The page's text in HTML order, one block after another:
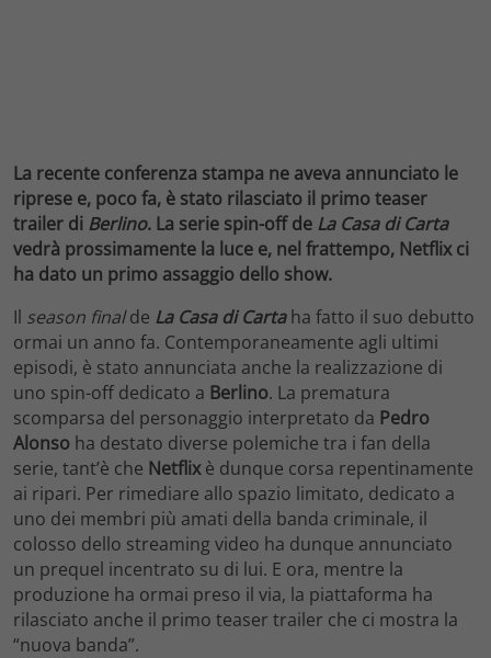
La recente conferenza stampa ne aveva annunciato le
riprese e, poco fa, è stato rilasciato il primo teaser
trailer di Berlino. La serie spin-off de La Casa di Carta
vedrà prossimamente la luce e, nel frattempo, Netflix ci
ha dato un primo assaggio dello show.
Il season finalde La Casa di Cartaha fatto il suo debutto
ormai un anno fa. Contemporaneamente agli ultimi
episodi, è stato annunciata anche la realizzazione di
uno spin-off dedicato a Berlino. La prematura
scomparsa del personaggio interpretato da Pedro
Alonso ha destato diverse polemiche tra i fan della
serie, tant’è che Netflixè dunque corsa repentinamente
ai ripari. Per rimediare allo spazio limitato, dedicato a
uno dei membri più amati della banda criminale, il
colosso dello streaming video ha dunque annunciato
un prequel incentrato su di lui. E ora, mentre la
produzione ha ormai preso il via, la piattaforma ha
rilasciato anche il primo teaser trailer che ci mostra la
“nuova banda”.